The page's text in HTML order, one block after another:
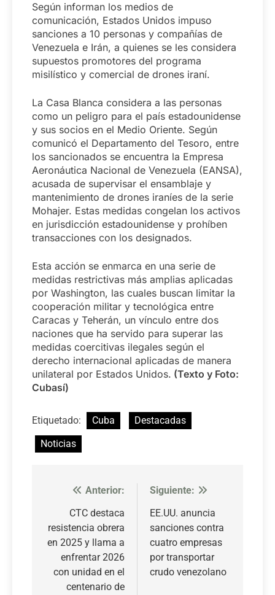
Según informan los medios de
comunicación, Estados Unidos impuso
sanciones a 10 personas y compañías de
Venezuela e Irán, a quienes se les considera
supuestos promotores del programa
misilístico y comercial de drones iraní.
La Casa Blanca considera a las personas
como un peligro para el país estadounidense
y sus socios en el Medio Oriente. Según
comunicó el Departamento del Tesoro, entre
los sancionados se encuentra la Empresa
Aeronáutica Nacional de Venezuela (EANSA),
acusada de supervisar el ensamblaje y
mantenimiento de drones iraníes de la serie
Mohajer. Estas medidas congelan los activos
en jurisdicción estadounidense y prohíben
transacciones con los designados.
Esta acción se enmarca en una serie de
medidas restrictivas más amplias aplicadas
por Washington, las cuales buscan limitar la
cooperación militar y tecnológica entre
Caracas y Teherán, un vínculo entre dos
naciones que ha servido para superar las
medidas coercitivas ilegales según el
derecho internacional aplicadas de manera
unilateral por Estados Unidos. (Texto y Foto:
Cubasí)
Etiquetado: Cuba
Destacadas
Noticias
Navegación
entradas
Anterior:
CTC destaca
resistencia obrera
en 2025 y llama a
enfrentar 2026
con unidad en el
centenario de
Siguiente:
EE.UU. anuncia
sanciones contra
cuatro empresas
por transportar
crudo venezolano